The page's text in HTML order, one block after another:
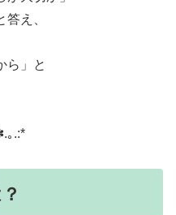
え、
ら」と
｡.:*